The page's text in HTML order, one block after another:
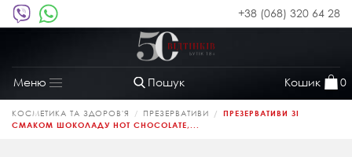
+38 (068) 320 64 28
Пошук Кошик 0
Меню
Toggle
navigation
КОСМЕТИКА ТА ЗДОРОВ'Я ПРЕЗЕРВАТИВИ
ПРЕЗЕРВАТИВИ ЗІ
СМАКОМ ШОКОЛАДУ HOT CHOCOLATE,...